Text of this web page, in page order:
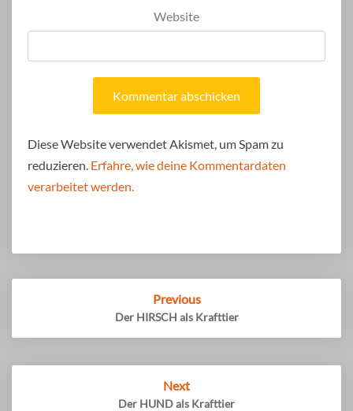
Website
Diese Website verwendet Akismet, um Spam zu
reduzieren. Erfahre, wie deine Kommentardaten
verarbeitet werden.
Post
Previous
Der HIRSCH als Krafttier
Next
Der HUND als Krafttier